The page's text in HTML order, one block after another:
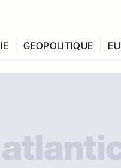
GEOPOLITIQUE